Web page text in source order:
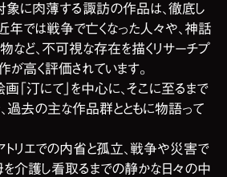
に肉薄する諏訪の作品は、徹底し
年では戦争で亡くなった人々や、神話
ど、不可視な存在を描くリサーチプ
が高く評価されています。
「汀にて」を中心に、そこに至るまで
過去の主な作品群とともに物語って
トリエでの内省と孤立、戦争や災害で
を介護し看取るまでの静かな日々の中